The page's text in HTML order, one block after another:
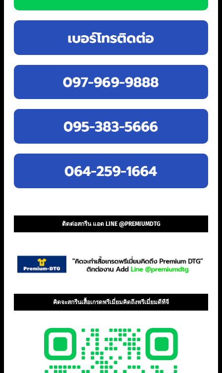
ติดต่อสกรีน แอด LINE @PREMIUMDTG
คิดจะสกรีนเสื้อเกรดพรีเมี่ยมคิดถึงพรีเมี่ยมดีทีจี